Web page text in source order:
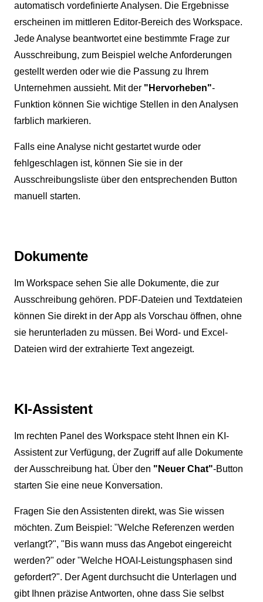
automatisch vordefinierte Analysen. Die Ergebnisse
erscheinen im mittleren Editor-Bereich des Workspace.
Jede Analyse beantwortet eine bestimmte Frage zur
Ausschreibung, zum Beispiel welche Anforderungen
gestellt werden oder wie die Passung zu Ihrem
Unternehmen aussieht. Mit der "Hervorheben"-
Funktion können Sie wichtige Stellen in den Analysen
farblich markieren.
Falls eine Analyse nicht gestartet wurde oder
fehlgeschlagen ist, können Sie sie in der
Ausschreibungsliste über den entsprechenden Button
manuell starten.
Dokumente
Im Workspace sehen Sie alle Dokumente, die zur
Ausschreibung gehören. PDF-Dateien und Textdateien
können Sie direkt in der App als Vorschau öffnen, ohne
sie herunterladen zu müssen. Bei Word- und Excel-
Dateien wird der extrahierte Text angezeigt.
KI-Assistent
Im rechten Panel des Workspace steht Ihnen ein KI-
Assistent zur Verfügung, der Zugriff auf alle Dokumente
der Ausschreibung hat. Über den "Neuer Chat"-Button
starten Sie eine neue Konversation.
Fragen Sie den Assistenten direkt, was Sie wissen
möchten. Zum Beispiel: "Welche Referenzen werden
verlangt?", "Bis wann muss das Angebot eingereicht
werden?" oder "Welche HOAI-Leistungsphasen sind
gefordert?". Der Agent durchsucht die Unterlagen und
gibt Ihnen präzise Antworten, ohne dass Sie selbst